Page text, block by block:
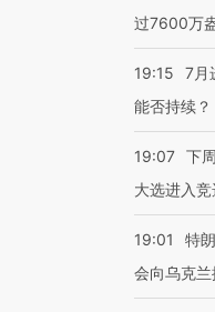
过7600万
19:15
7月
能否持续？
19:07 下
大选进入
19:01
特
会向乌克